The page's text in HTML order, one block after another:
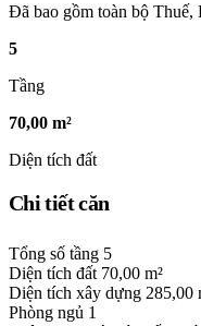
Đã bao gồm toàn bộ Thuế,
5
Tầng
70,00 m²
Diện tích đất
Chi tiết căn
Tổng số tầng 5
Diện tích đất 70,00 m²
Diện tích xây dựng 285,00
Phòng ngủ 1